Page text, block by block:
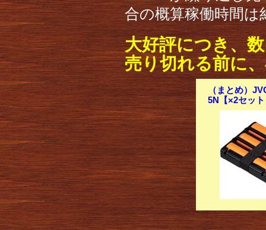
合の概算稼働時間は
大好評につき、
売り切れる前に
（まとめ）
5N【×2セッ